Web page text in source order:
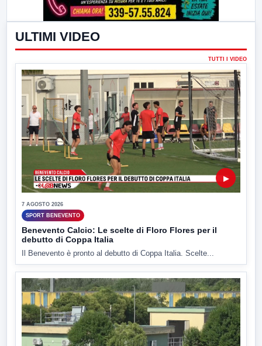
ULTIMI VIDEO
TUTTI I VIDEO
▶
7 AGOSTO 2026
SPORT BENEVENTO
Benevento Calcio: Le scelte di Floro Flores per il
debutto di Coppa Italia
Il Benevento è pronto al debutto di Coppa Italia. Scelte...